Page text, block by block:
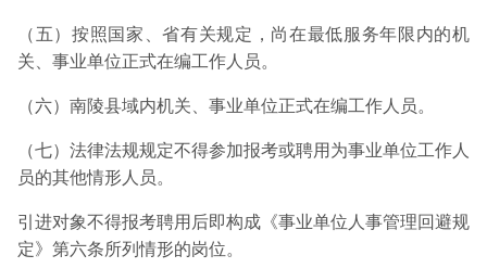
（五）按照国家、省有关规定，尚在最低服务年限内的机
关、事业单位正式在编工作人员。
（六）南陵县域内机关、事业单位正式在编工作人员。
（七）法律法规规定不得参加报考或聘用为事业单位工作人
员的其他情形人员。
引进对象不得报考聘用后即构成《事业单位人事管理回避规
定》第六条所列情形的岗位。